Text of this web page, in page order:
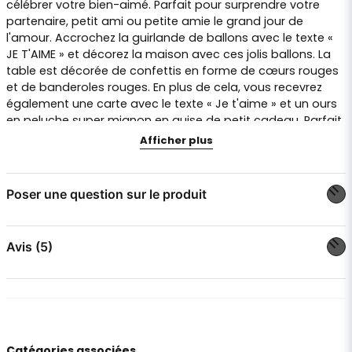
célébrer votre bien-aimé. Parfait pour surprendre votre
partenaire, petit ami ou petite amie le grand jour de
l'amour. Accrochez la guirlande de ballons avec le texte «
JE T'AIME » et décorez la maison avec ces jolis ballons. La
table est décorée de confettis en forme de cœurs rouges
et de banderoles rouges. En plus de cela, vous recevrez
également une carte avec le texte « Je t'aime » et un ours
en peluche super mignon en guise de petit cadeau. Parfait
pour le dîner de la Saint-Valentin. Les produits suivants
sont inclus dans ce coffret amour pour la Saint-Valentin :
1 ballon en aluminium en forme de cœur
rouge avec le texte « Je t'aime », env. 45 cm
de large.
10 ballons EKO rouges en latex résistant
1 ours en peluche avec un t-shirt rouge et le
Afficher plus
Poser une question sur le produit
Posez-nous une question sur ce produit
Avis (5)
Magnus